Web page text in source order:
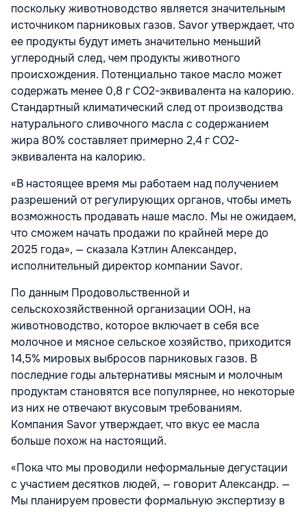
поскольку животноводство является значительным
источником парниковых газов. Savor утверждает, что
ее продукты будут иметь значительно меньший
углеродный след, чем продукты животного
происхождения. Потенциально такое масло может
содержать менее 0,8 г CO2-эквивалента на калорию.
Стандартный климатический след от производства
натурального сливочного масла с содержанием
жира 80% составляет примерно 2,4 г CO2-
эквивалента на калорию.
«В настоящее время мы работаем над получением
разрешений от регулирующих органов, чтобы иметь
возможность продавать наше масло. Мы не ожидаем,
что сможем начать продажи по крайней мере до
2025 года», — сказала Кэтлин Александер,
исполнительный директор компании Savor.
По данным Продовольственной и
сельскохозяйственной организации ООН, на
животноводство, которое включает в себя все
молочное и мясное сельское хозяйство, приходится
14,5% мировых выбросов парниковых газов. В
последние годы альтернативы мясным и молочным
продуктам становятся все популярнее, но некоторые
из них не отвечают вкусовым требованиям.
Компания Savor утверждает, что вкус ее масла
больше похож на настоящий.
«Пока что мы проводили неформальные дегустации
с участием десятков людей, — говорит Александр. —
Мы планируем провести формальную экспертизу в